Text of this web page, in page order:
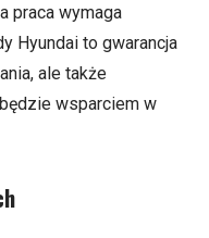
praca wymaga
Hyundai to gwarancja
ale także
wsparciem w